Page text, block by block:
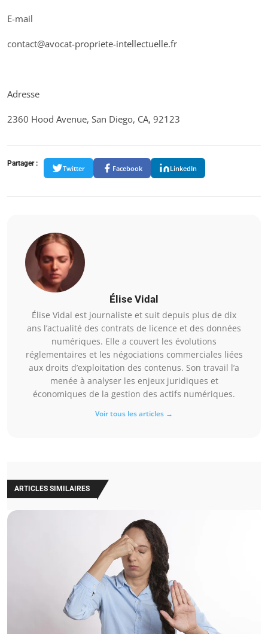
E-mail
contact@avocat-propriete-intellectuelle.fr
Adresse
2360 Hood Avenue, San Diego, CA, 92123
Partager :
Twitter Facebook LinkedIn
Élise Vidal
Élise Vidal est journaliste et suit depuis plus de dix
ans l’actualité des contrats de licence et des données
numériques. Elle a couvert les évolutions
réglementaires et les négociations commerciales liées
aux droits d’exploitation des contenus. Son travail l’a
menée à analyser les enjeux juridiques et
économiques de la gestion des actifs numériques.
Voir tous les articles →
ARTICLES SIMILAIRES